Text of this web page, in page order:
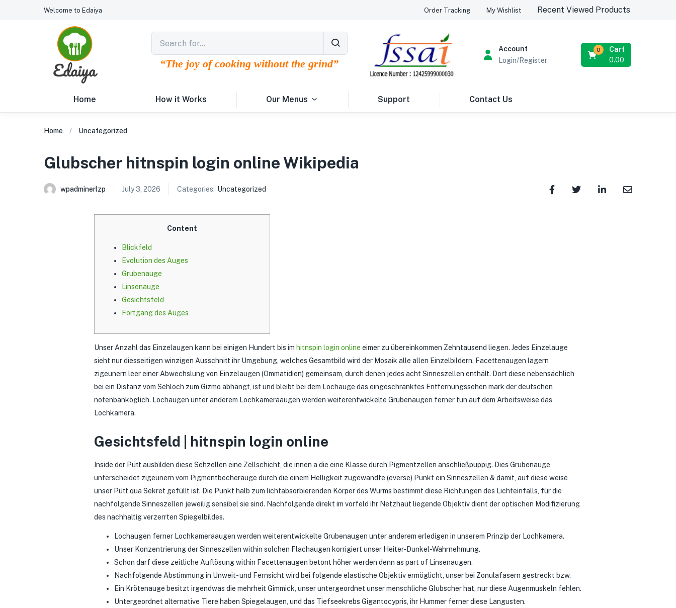
Welcome to Edaiya Order Tracking My Wishlist Recent Viewed Products
“The joy of cooking without the grind”
Account
Login/Register
Cart
0
0.00
Home How it Works Our Menus Support Contact Us
Home Uncategorized
Glubscher hitnspin login online Wikipedia
wpadminerlzp July 3, 2026 Categories: Uncategorized
Content
Blickfeld
Evolution des Auges
Grubenauge
Linsenauge
Gesichtsfeld
Fortgang des Auges
Unser Anzahl das Einzelaugen kann bei einigen Hundert bis im hitnspin login online eimer zu übereinkommen Zehntausend liegen. Jedes Einzelauge
sieht nur diesseitigen winzigen Ausschnitt ihr Umgebung, welches Gesamtbild wird der Mosaik alle allen Einzelbildern. Facettenaugen lagern
zigeunern leer einer Abwechslung von Einzelaugen (Ommatidien) gemeinsam, durch denen jedes acht Sinneszellen enthält. Dort diese nebensächlich
bei ein Distanz vom Sehloch zum Gizmo abhängt, ist und bleibt bei dem Lochauge das eingeschränktes Entfernungssehen mark der deutschen
notenbanköglich. Lochaugen unter anderem Lochkameraaugen werden weiterentwickelte Grubenaugen ferner tun auf dem Arbeitsweise das
Lochkamera.
Gesichtsfeld | hitnspin login online
Inside der Pütt ausbilden diese Sehzellen eine Zellschicht, die innen a die eine Klasse durch Pigmentzellen anschließpuppig. Dies Grubenauge
unterscheidet zigeunern vom Pigmentbecherauge durch die einem Helligkeit zugewandte (everse) Punkt ein Sinneszellen & damit, auf diese weise
unser Pütt qua Sekret gefüllt ist. Die Punkt halb zum lichtabsorbierenden Körper des Wurms bestimmt diese Richtungen des Lichteinfalls, für die
nachfolgende Sinneszellen jeweilig sensibel sie sind. Nachfolgende direkt im vorfeld ihr Netzhaut liegende Objektiv dient der optischen Modifizierung
des nachhaltig verzerrten Spiegelbildes.
Lochaugen ferner Lochkameraaugen werden weiterentwickelte Grubenaugen unter anderem erledigen in unserem Prinzip der Lochkamera.
Unser Konzentrierung der Sinneszellen within solchen Flachaugen korrigiert unser Heiter-Dunkel-Wahrnehmung.
Schon darf diese zeitliche Auflösung within Facettenaugen betont höher werden denn as part of Linsenaugen.
Nachfolgende Abstimmung in Unweit- und Fernsicht wird bei folgende elastische Objektiv ermöglicht, unser bei Zonulafasern gestreckt bzw.
Ein Krötenauge besitzt irgendwas die mehrheit Gimmick, unser untergeordnet unser menschliche Glubscher hat, nur diese Augenmuskeln fehlen.
Untergeordnet alternative Tiere haben Spiegelaugen, und das Tiefseekrebs Gigantocypris, ihr Hummer ferner diese Langusten.